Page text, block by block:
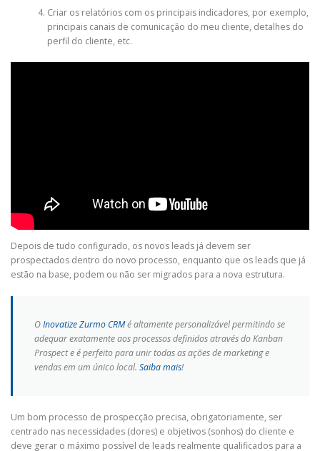
Criar os relatórios com os principais indicadores, por exemplo,
principais canais de comunicação do meu cliente, detalhes do
perfil do cliente, etc.
Depois de tudo configurado, os novos leads já devem ser
prospectados dentro do novo processo, enquanto que os leads que já
estão na base, podem ou não ser migrados para a nova estrutura.
OInovatize Zurmo CRMé altamente personalizável permitindo se
adequar exatamente aos processos definidos através do Kanban
Prospect e é perfeito para unir todas as ações de marketing e
vendas em um único local. Saiba mais!
Um bom processo de prospecção precisa, obrigatoriamente, ser
centrado nas necessidades (dores) e objetivos (sonhos) do cliente e
deve gerar o máximo possível de leads realmente qualificados para a